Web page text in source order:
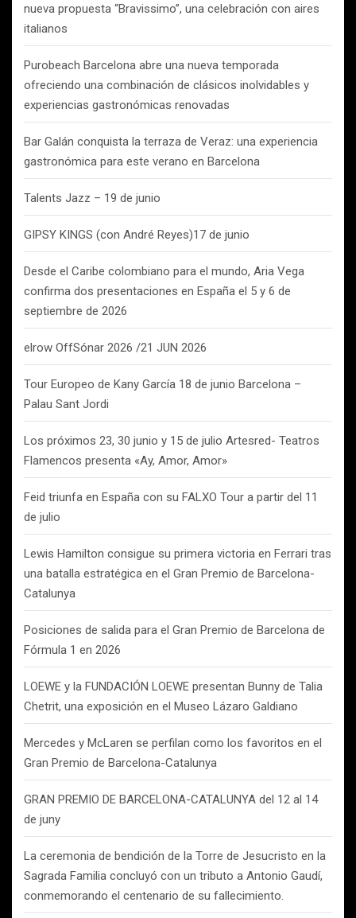
nueva propuesta “Bravissimo”, una celebración con aires
italianos
Purobeach Barcelona abre una nueva temporada
ofreciendo una combinación de clásicos inolvidables y
experiencias gastronómicas renovadas
Bar Galán conquista la terraza de Veraz: una experiencia
gastronómica para este verano en Barcelona
Talents Jazz – 19 de junio
GIPSY KINGS (con André Reyes)17 de junio
Desde el Caribe colombiano para el mundo, Aria Vega
confirma dos presentaciones en España el 5 y 6 de
septiembre de 2026
elrow OffSónar 2026 /21 JUN 2026
Tour Europeo de Kany García 18 de junio Barcelona –
Palau Sant Jordi
Los próximos 23, 30 junio y 15 de julio Artesred- Teatros
Flamencos presenta «Ay, Amor, Amor»
Feid triunfa en España con su FALXO Tour a partir del 11
de julio
Lewis Hamilton consigue su primera victoria en Ferrari tras
una batalla estratégica en el Gran Premio de Barcelona-
Catalunya
Posiciones de salida para el Gran Premio de Barcelona de
Fórmula 1 en 2026
LOEWE y la FUNDACIÓN LOEWE presentan Bunny de Talia
Chetrit, una exposición en el Museo Lázaro Galdiano
Mercedes y McLaren se perfilan como los favoritos en el
Gran Premio de Barcelona-Catalunya
GRAN PREMIO DE BARCELONA-CATALUNYA del 12 al 14
de juny
La ceremonia de bendición de la Torre de Jesucristo en la
Sagrada Familia concluyó con un tributo a Antonio Gaudí,
conmemorando el centenario de su fallecimiento.